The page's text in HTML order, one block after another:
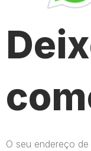
O seu endereço